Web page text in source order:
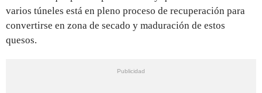
varios túneles está en pleno proceso de recuperación para
convertirse en zona de secado y maduración de estos
quesos.